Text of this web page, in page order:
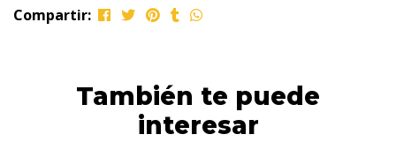
Compartir:
También te puede
interesar